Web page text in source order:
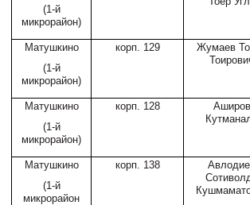
(1-й
микрорайон)
Матушкино
(1-й
микрорайон)
корп. 129
Жумаев
Матушкино
(1-й
микрорайон)
корп. 128
Аширов
Матушкино
(1-й
микрорайон
корп. 138